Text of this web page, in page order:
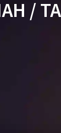
/